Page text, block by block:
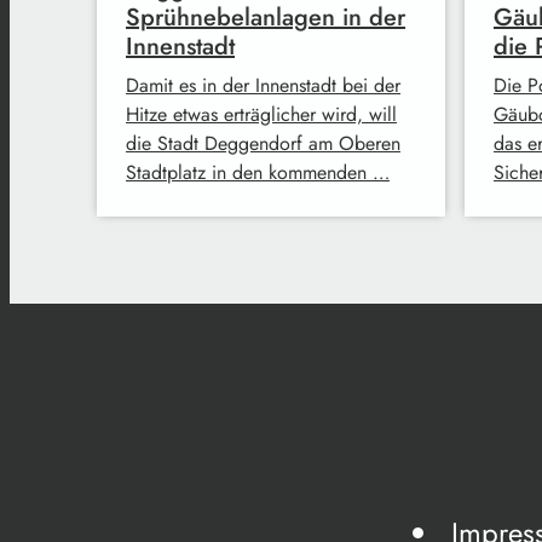
Sprühnebelanlagen in der
Innenstadt
Damit es in der Innenstadt bei der
Hitze etwas erträglicher wird, will
die Stadt Deggendorf am Oberen
Stadtplatz in den kommenden …
die
Die
das